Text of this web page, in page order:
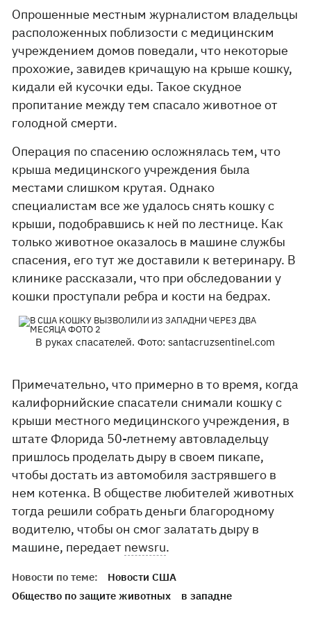
Опрошенные местным журналистом владельцы
расположенных поблизости с медицинским
учреждением домов поведали, что некоторые
прохожие, завидев кричащую на крыше кошку,
кидали ей кусочки еды. Такое скудное
пропитание между тем спасало животное от
голодной смерти.
Операция по спасению осложнялась тем, что
крыша медицинского учреждения была
местами слишком крутая. Однако
специалистам все же удалось снять кошку с
крыши, подобравшись к ней по лестнице. Как
только животное оказалось в машине службы
спасения, его тут же доставили к ветеринару. В
клинике рассказали, что при обследовании у
кошки проступали ребра и кости на бедрах.
В руках спасателей. Фото: santacruzsentinel.com
Примечательно, что примерно в то время, когда
калифорнийские спасатели снимали кошку с
крыши местного медицинского учреждения, в
штате Флорида 50-летнему автовладельцу
пришлось проделать дыру в своем пикапе,
чтобы достать из автомобиля застрявшего в
нем котенка. В обществе любителей животных
тогда решили собрать деньги благородному
водителю, чтобы он смог залатать дыру в
машине, передает newsru.
Новости по теме:
Новости США
Общество по защите животных
в западне